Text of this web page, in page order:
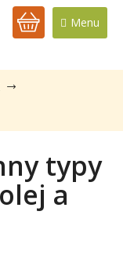
NÁKUPNÍ
typy
a